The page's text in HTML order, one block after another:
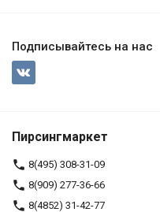
Подписывайтесь на нас
Пирсингмаркет
8(495) 308-31-09
8(909) 277-36-66
8(4852) 31-42-77